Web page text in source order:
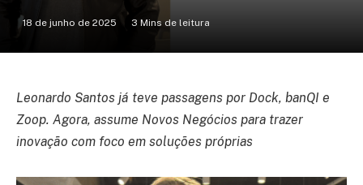
18 de junho de 2025 3 Mins de leitura
Leonardo Santos já teve passagens por Dock, banQI e
Zoop. Agora, assume Novos Negócios para trazer
inovação com foco em soluções próprias